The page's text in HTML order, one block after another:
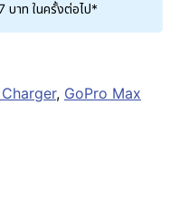
บาท ในครั้งต่อไป*
, GoPro Max